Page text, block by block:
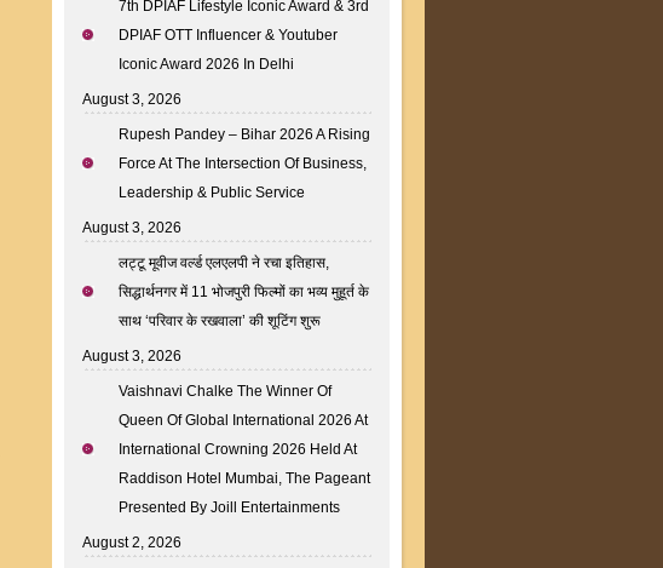
7th DPIAF Lifestyle Iconic Award & 3rd
DPIAF OTT Influencer & Youtuber
Iconic Award 2026 In Delhi
August 3, 2026
Rupesh Pandey – Bihar 2026 A Rising
Force At The Intersection Of Business,
Leadership & Public Service
August 3, 2026
लट्टू मूवीज वर्ल्ड एलएलपी ने रचा इतिहास,
सिद्धार्थनगर में 11 भोजपुरी फिल्मों का भव्य मुहूर्त के
साथ ‘परिवार के रखवाला’ की शूटिंग शुरू
August 3, 2026
Vaishnavi Chalke The Winner Of
Queen Of Global International 2026 At
International Crowning 2026 Held At
Raddison Hotel Mumbai, The Pageant
Presented By Joill Entertainments
August 2, 2026